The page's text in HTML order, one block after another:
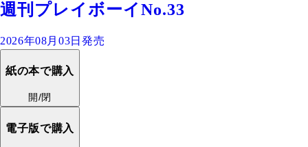
週刊プレイボーイNo.33
2026年08月03日発売
紙の本で購入
開/閉
電子版で購入